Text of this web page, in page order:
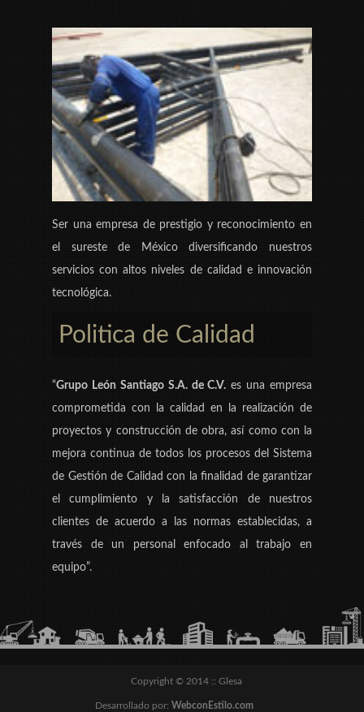
Ser una empresa de prestigio y reconocimiento en
el sureste de México diversificando nuestros
servicios con altos niveles de calidad e innovación
tecnológica.
Politica de Calidad
“Grupo León Santiago S.A. de C.V. es una empresa
comprometida con la calidad en la realización de
proyectos y construcción de obra, así como con la
mejora continua de todos los procesos del Sistema
de Gestión de Calidad con la finalidad de garantizar
el cumplimiento y la satisfacción de nuestros
clientes de acuerdo a las normas establecidas, a
través de un personal enfocado al trabajo en
equipo”.
Copyright © 2014 :: Glesa
Desarrollado por: WebconEstilo.com